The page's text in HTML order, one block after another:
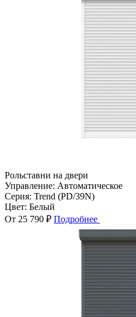
Рольставни на двери
Управление: Автоматическое
Серия: Trend (PD/39N)
Цвет: Белый
От 25 790 ₽ Подробнее